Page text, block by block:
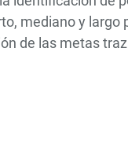
mediano y
de las metas